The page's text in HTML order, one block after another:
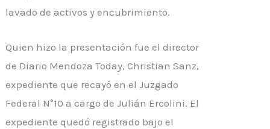
lavado de activos y encubrimiento.
Quien hizo la presentación fue el director
de Diario Mendoza Today, Christian Sanz,
expediente que recayó en el Juzgado
Federal N°10 a cargo de Julián Ercolini. El
expediente quedó registrado bajo el